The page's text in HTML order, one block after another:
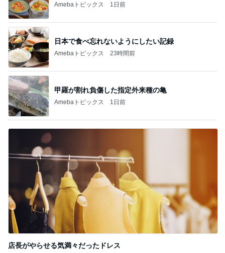
Amebaトピックス 1日前
日本で食べ忘れないようにしたい記録
Amebaトピックス 23時間前
甲羅が割れ負傷した指定外来種の亀
Amebaトピックス 1日前
店長がやらせる気満々だったドレス